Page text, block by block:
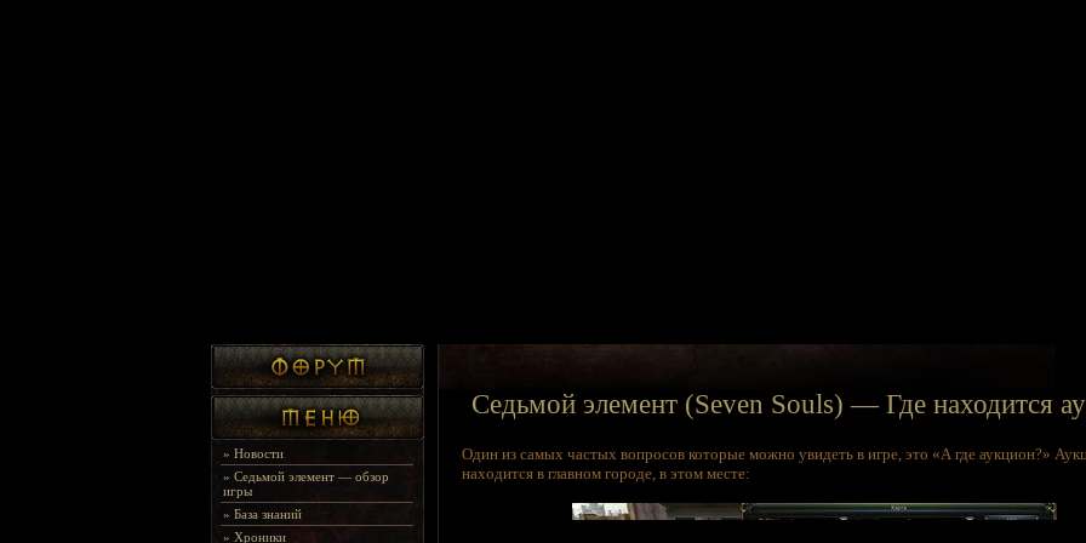
» Новости
» Седьмой элемент — обзор
игры
» База знаний
» Хроники
Седьмой элемент (Seven Souls) — Где находится
Один из самых частых вопросов которые можно увидеть в игре, это «А где аукцион?»
находится в главном городе, в этом месте: